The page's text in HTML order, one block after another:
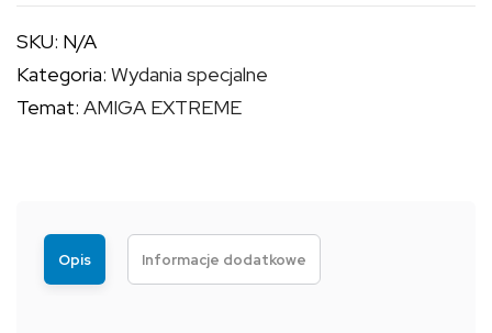
EXTREME
-
OKŁADKA
ANOTHER
SKU: N/A
Kategoria: Wydania specjalne
Temat: AMIGA EXTREME
Opis Informacje dodatkowe